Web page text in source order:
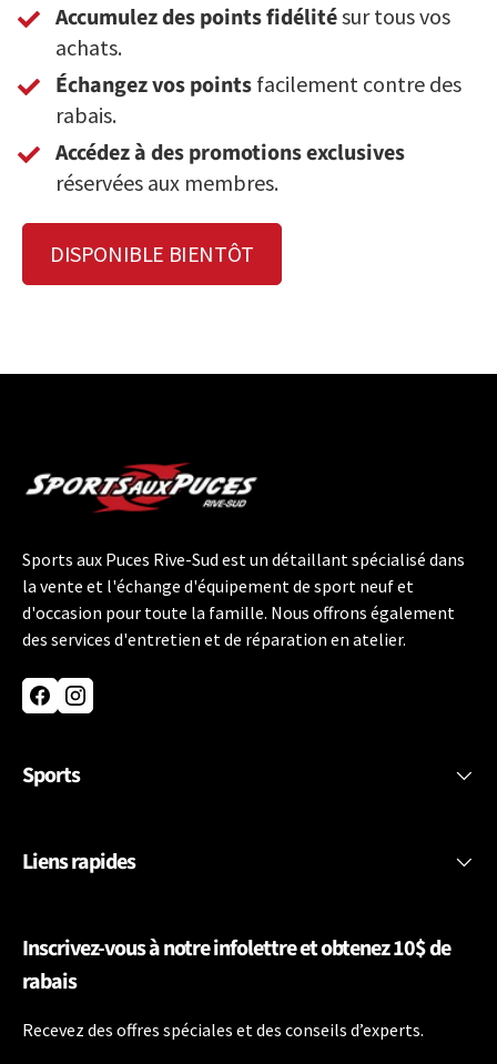
Accumulez des points fidélitésur tous vos
achats.
Échangez vos points facilement contre des
rabais.
Accédez à des promotions exclusives
réservées aux membres.
DISPONIBLE BIENTÔT
Sports aux Puces Rive-Sud est un détaillant spécialisé dans
la vente et l'échange d'équipement de sport neuf et
d'occasion pour toute la famille. Nous offrons également
des services d'entretien et de réparation en atelier.
FacebookInstagram
Sports
Liens rapides
Inscrivez-vous à notre infolettre et obtenez 10$ de
rabais
Recevez des offres spéciales et des conseils d’experts.